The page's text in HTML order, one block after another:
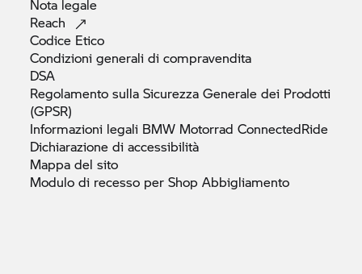
Nota legale
Reach
Codice Etico
Condizioni generali dicompravendita
DSA
Regolamento sulla Sicurezza Generale dei Prodotti
(GPSR)
Informazioni legali BMW Motorrad ConnectedRide
Dichiarazione diaccessibilità
Mappa delsito
Modulo di recesso per ShopAbbigliamento